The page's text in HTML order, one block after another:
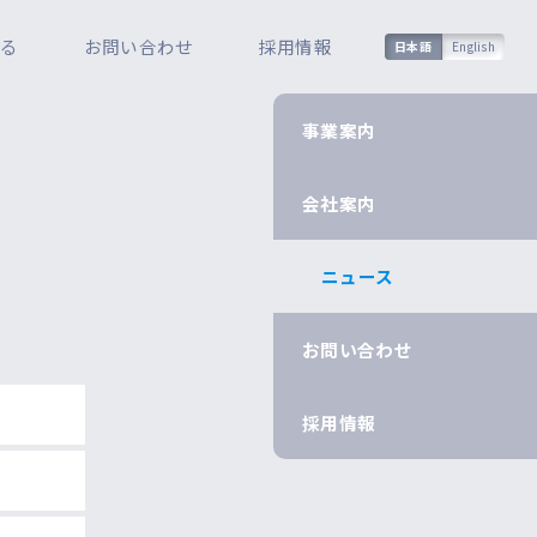
お問い合わせ 採用情報 日本語 English
事業案内
会社案内
ニュース
お問い合わせ
採用情報